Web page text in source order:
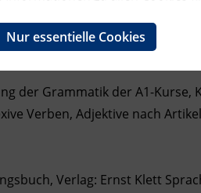
Medien und Film, Feste,
Bank und Behörde,
der Grammatik der A1-Kurse,
Verben, Adjektive nach
Verlag: Ernst Klett
Nur essentielle Cookies